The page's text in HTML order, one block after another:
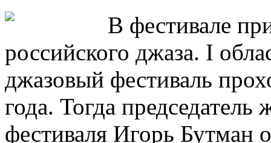
В фестивале
российского джаза. I
джазовый фестиваль
года. Тогда
фестиваля Игорь Бутман